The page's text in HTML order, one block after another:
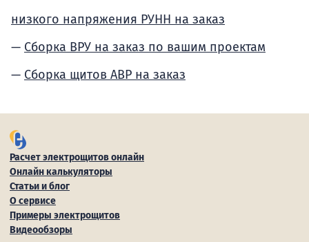
низкого напряжения РУНН на заказ
Сборка ВРУ на заказ по вашим проектам
Сборка щитов АВР на заказ
Расчет электрощитов онлайн
Онлайн калькуляторы
Статьи и блог
О сервисе
Примеры электрощитов
Видеообзоры